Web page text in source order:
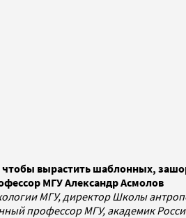
вырастить шаблонных,
МГУ Александр Асмолов
МГУ, директор Школы
профессор МГУ, академик